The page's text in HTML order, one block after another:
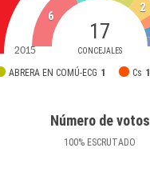
17
CONCEJALES
ABRERA EN COMÚ-ECG 1 Cs 1
6
2
2015
Número de votos
100% ESCRUTADO